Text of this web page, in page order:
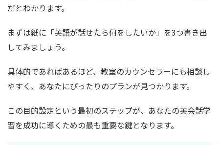
だとわかります。
まずは紙に「英語が話せたら何をしたいか」を3つ書き出
してみましょう。
具体的であればあるほど、教室のカウンセラーにも相談し
やすく、あなたにぴったりのプランが見つかります。
この目的設定という最初のステップが、あなたの英会話学
習を成功に導くための最も重要な鍵となります。